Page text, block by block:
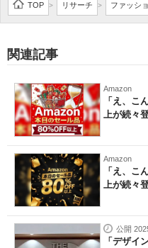
マーケ×ITの今がよく分かる
ITエンジニア向け専門サイト
企業向けIT製品の総合サイト
IT製品の技術・比較・事例
製造業のIT導入・活用を支援
モノづくり技術者専門サイト
エレクトロニクス専門サイト
電子設計の基本と応用
TOP > リサーチ > ファッシ
関連記事
Amazon
「え、こ
上が続々
Amazon
「え、こ
上が続々
公開
「デザイ